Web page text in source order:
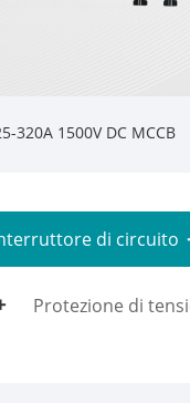
320A 1500V DC MCCB
di circuito
Protezione di